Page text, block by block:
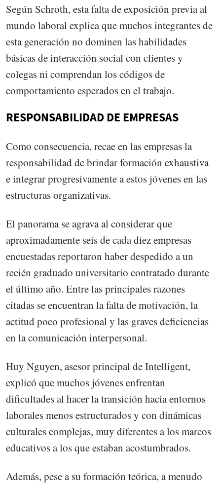
Según Schroth, esta falta de exposición previa al
mundo laboral explica que muchos integrantes de
esta generación no dominen las habilidades
básicas de interacción social con clientes y
colegas ni comprendan los códigos de
comportamiento esperados en el trabajo.
RESPONSABILIDAD DE EMPRESAS
Como consecuencia, recae en las empresas la
responsabilidad de brindar formación exhaustiva
e integrar progresivamente a estos jóvenes en las
estructuras organizativas.
El panorama se agrava al considerar que
aproximadamente seis de cada diez empresas
encuestadas reportaron haber despedido a un
recién graduado universitario contratado durante
el último año. Entre las principales razones
citadas se encuentran la falta de motivación, la
actitud poco profesional y las graves deficiencias
en la comunicación interpersonal.
Huy Nguyen, asesor principal de Intelligent,
explicó que muchos jóvenes enfrentan
dificultades al hacer la transición hacia entornos
laborales menos estructurados y con dinámicas
culturales complejas, muy diferentes a los marcos
educativos a los que estaban acostumbrados.
Además, pese a su formación teórica, a menudo